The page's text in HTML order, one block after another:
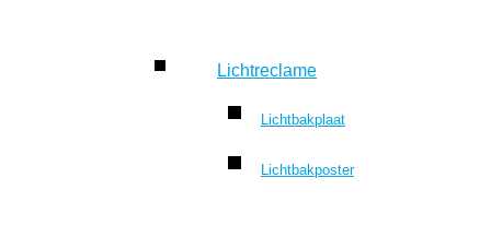
Lichtreclame
Lichtbakplaat
Lichtbakposter